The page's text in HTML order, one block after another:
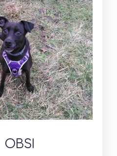
OBSI